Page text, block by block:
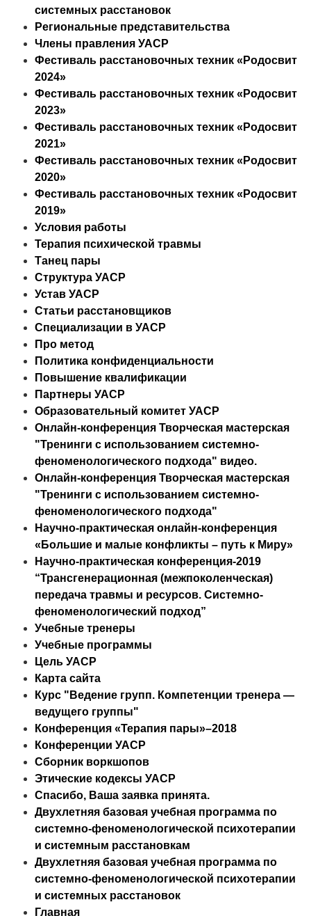
системных расстановок
Региональные представительства
Члены правления УАСР
Фестиваль расстановочных техник «Родосвит
2024»
Фестиваль расстановочных техник «Родосвит
2023»
Фестиваль расстановочных техник «Родосвит
2021»
Фестиваль расстановочных техник «Родосвит
2020»
Фестиваль расстановочных техник «Родосвит
2019»
Условия работы
Терапия психической травмы
Танец пары
Структура УАСР
Устав УАСР
Статьи расстановщиков
Специализации в УАСР
Про метод
Политика конфиденциальности
Повышение квалификации
Партнеры УАСР
Образовательный комитет УАСР
Онлайн-конференция Творческая мастерская
"Тренинги с использованием системно-
феноменологического подхода" видео.
Онлайн-конференция Творческая мастерская
"Тренинги с использованием системно-
феноменологического подхода"
Научно-практическая онлайн-конференция
«Большие и малые конфликты – путь к Миру»
Научно-практическая конференция-2019
“Трансгенерационная (межпоколенческая)
передача травмы и ресурсов. Системно-
феноменологический подход”
Учебные тренеры
Учебные программы
Цель УАСР
Карта сайта
Курс "Ведение групп. Компетенции тренера —
ведущего группы"
Конференция «Терапия пары»–2018
Конференции УАСР
Сборник воркшопов
Этические кодексы УАСР
Спасибо, Ваша заявка принята.
Двухлетняя базовая учебная программа по
системно-феноменологической психотерапии
и системным расстановкам
Двухлетняя базовая учебная программа по
системно-феноменологической психотерапии
и системных расстановок
Главная